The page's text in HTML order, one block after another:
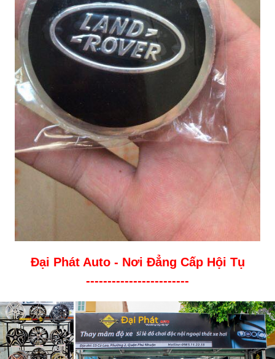
Đại Phát Auto - Nơi Đẳng Cấp Hội Tụ
------------------------